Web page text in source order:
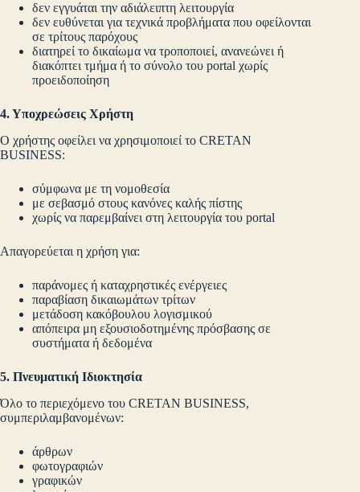
δεν εγγυάται την αδιάλειπτη λειτουργία
δεν ευθύνεται για τεχνικά προβλήματα που οφείλονται
σε τρίτους παρόχους
διατηρεί το δικαίωμα να τροποποιεί, ανανεώνει ή
διακόπτει τμήμα ή το σύνολο του portal χωρίς
προειδοποίηση
4. Υποχρεώσεις Χρήστη
Ο χρήστης οφείλει να χρησιμοποιεί το CRETAN
BUSINESS:
σύμφωνα με τη νομοθεσία
με σεβασμό στους κανόνες καλής πίστης
χωρίς να παρεμβαίνει στη λειτουργία του portal
Απαγορεύεται η χρήση για:
παράνομες ή καταχρηστικές ενέργειες
παραβίαση δικαιωμάτων τρίτων
μετάδοση κακόβουλου λογισμικού
απόπειρα μη εξουσιοδοτημένης πρόσβασης σε
συστήματα ή δεδομένα
5. Πνευματική Ιδιοκτησία
Όλο το περιεχόμενο του CRETAN BUSINESS,
συμπεριλαμβανομένων:
άρθρων
φωτογραφιών
γραφικών